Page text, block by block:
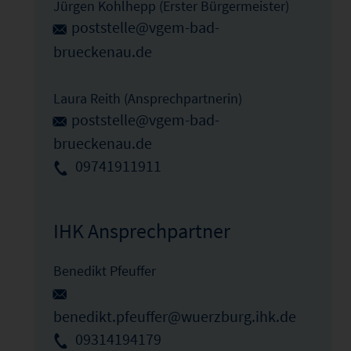
Jürgen Kohlhepp (Erster Bürgermeister)
poststelle@vgem-bad-
brueckenau.de
Laura Reith (Ansprechpartnerin)
poststelle@vgem-bad-
brueckenau.de
09741911911
IHK Ansprechpartner
Benedikt Pfeuffer
benedikt.pfeuffer@wuerzburg.ihk.de
09314194179